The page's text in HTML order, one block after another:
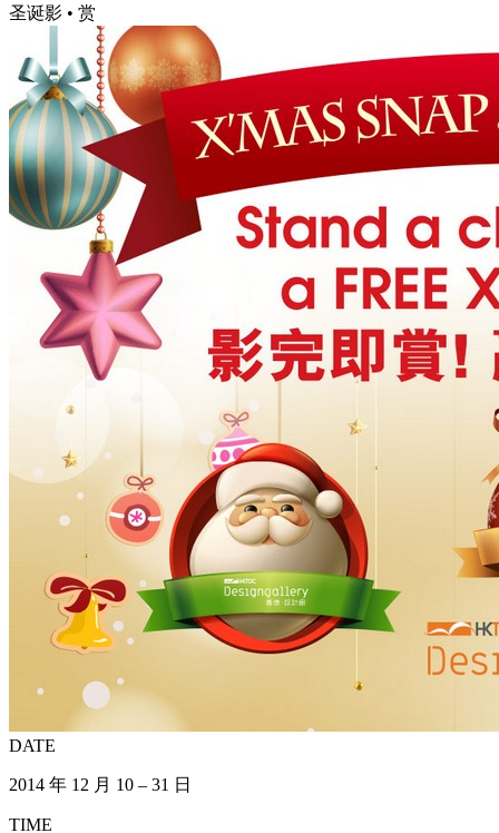
圣诞影 • 赏
DATE
2014 年 12 月 10 – 31 日
TIME